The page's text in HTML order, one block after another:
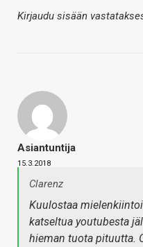
Kirjaudu sisään
Asiantuntija
15.3.2018
Clarenz
Kuulostaa
katseltua youtubesta
hieman tuota pituutta.